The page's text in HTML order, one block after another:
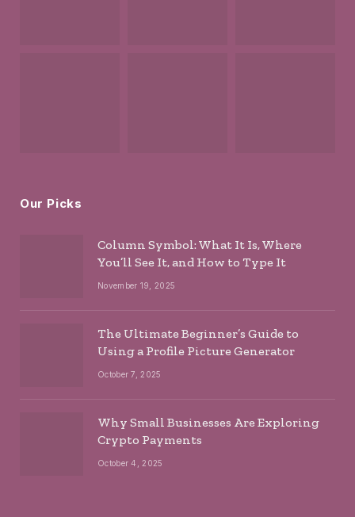
Our Picks
Column Symbol: What It Is, Where
You’ll See It, and How to Type It
November 19, 2025
The Ultimate Beginner’s Guide to
Using a Profile Picture Generator
October 7, 2025
Why Small Businesses Are Exploring
Crypto Payments
October 4, 2025